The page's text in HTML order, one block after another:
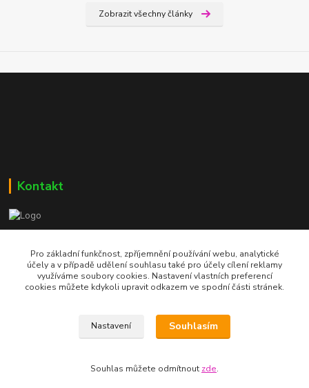
Zobrazit všechny články
Kontakt
604 729 587
dumzdravi@email.cz
Pro základní funkčnost, zpříjemnění používání webu, analytické
účely a v případě udělení souhlasu také pro účely cílení reklamy
využíváme soubory cookies. Nastavení vlastních preferencí
cookies můžete kdykoli upravit odkazem ve spodní části stránek.
Nastavení Souhlasím
Souhlas můžete odmítnout zde.